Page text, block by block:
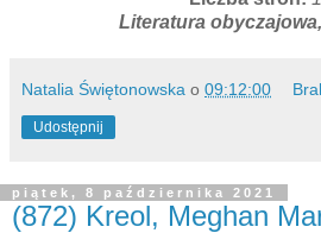
Literatura
Natalia Świętonowska o 09:12:00
Udostępnij
piątek, 8 października 2021
(872) Kreol, Meghan